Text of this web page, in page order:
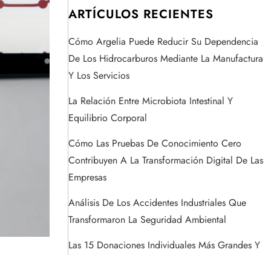
ARTÍCULOS RECIENTES
Cómo Argelia Puede Reducir Su Dependencia
De Los Hidrocarburos Mediante La Manufactura
Y Los Servicios
La Relación Entre Microbiota Intestinal Y
Equilibrio Corporal
Cómo Las Pruebas De Conocimiento Cero
Contribuyen A La Transformación Digital De Las
Empresas
Análisis De Los Accidentes Industriales Que
Transformaron La Seguridad Ambiental
Las 15 Donaciones Individuales Más Grandes Y